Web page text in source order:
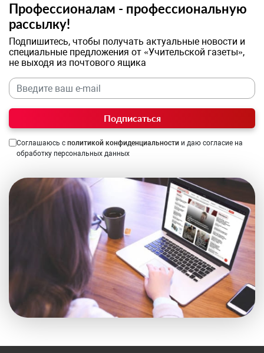
Профессионалам - профессиональную
рассылку!
Подпишитесь, чтобы получать актуальные новости и
специальные предложения от «Учительской газеты»,
не выходя из почтового ящика
Подписаться
Соглашаюсь с политикой конфиденциальности и даю согласие на
обработку персональных данных